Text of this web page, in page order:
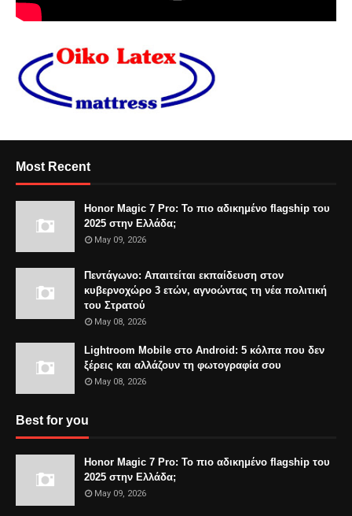
Most Recent
Honor Magic 7 Pro: Το πιο αδικημένο flagship του
2025 στην Ελλάδα;
May 09, 2026
Πεντάγωνο: Απαιτείται εκπαίδευση στον
κυβερνοχώρο 3 ετών, αγνοώντας τη νέα πολιτική
του Στρατού
May 08, 2026
Lightroom Mobile στο Android: 5 κόλπα που δεν
ξέρεις και αλλάζουν τη φωτογραφία σου
May 08, 2026
Best for you
Honor Magic 7 Pro: Το πιο αδικημένο flagship του
2025 στην Ελλάδα;
May 09, 2026